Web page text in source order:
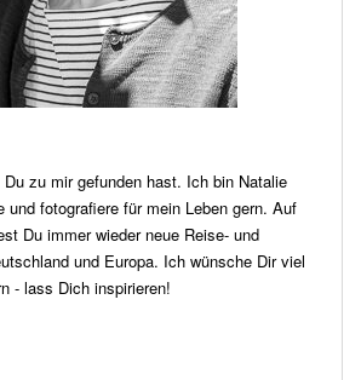
zu mir gefunden hast. Ich bin Natalie
und fotografiere für mein Leben gern. Auf
Du immer wieder neue Reise- und
und Europa. Ich wünsche Dir viel
- lass Dich inspirieren!